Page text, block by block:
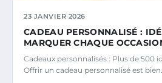
23 JANVIER 2026
CADEAU PERSONNALISÉ :
MARQUER CHAQUE
Cadeaux personnalisés : Plus de 500
Offrir un cadeau personnalisé est bien…